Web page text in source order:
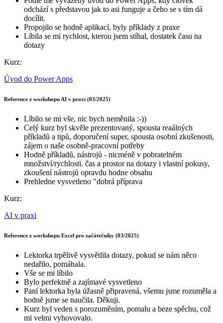
odchází s představou jak to asi funguje a čeho se s tím dá
docílit.
Propojilo se hodně aplikací, byly příklady z praxe
Líbila se mi rychlost, kterou jsem stíhal, dostatek času na
dotazy
Kurz:
Úvod do Power Apps
Reference z workshopu AI v praxi (03/2025)
Líbilo se mi vše, nic bych neměnila :-))
Celý kurz byl skvěle prezentovaný, spousta reaálných
příkladů a tipů, doporučení super, spousta osobní zkušenosti,
zájem o naše osobně-pracovní potřeby
Hodně příkladů, nástrojů - nicméně v pobratelném
množství/rychlosti. čas a prostor na dotazy i vlastní pokusy,
zkoušení nástrojů opravdu hodne obsahu
Prehledne vysvetleno "dobrá příprava
Kurz:
AI v praxi
Reference z workshopu Excel pro začátečníky (03/2025)
Lektorka trpělivě vysvětlila dotazy, pokud se nám něco
nedařilo, pomáhala.
Vše se mi líbilo
Bylo perfektně a zajímavé vysvetleno
Paní lektorka byla úžasně připravená, všemu jsme rozuměla a
hodně jsme se naučila. Děkuji.
Kurz byl veden s porozuměním, pomalu a beze spěchu, což
mi velmi vyhovovalo.